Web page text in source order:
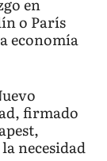
en
o París
economía
firmado
necesidad